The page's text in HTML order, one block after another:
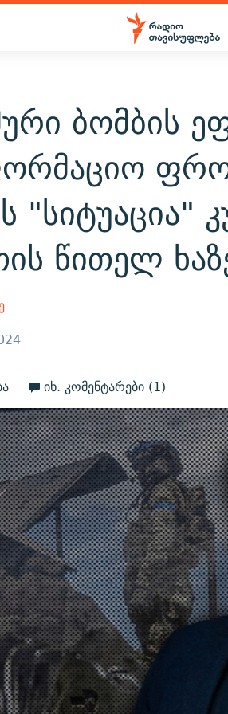
ბომბის
"სიტუაცია"
წითელ
იხ. კომენტარები (1)